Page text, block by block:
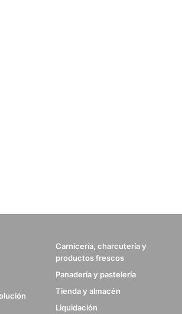
Carnicería, charcutería y
productos frescos
Panadería y pastelería
Tienda y almacén
Liquidación